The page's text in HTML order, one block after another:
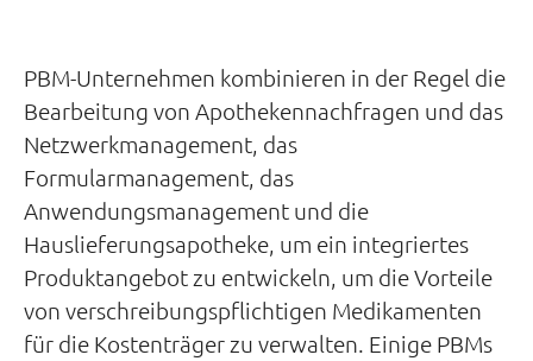
PBM-Unternehmen kombinieren in der Regel die
Bearbeitung von Apothekennachfragen und das
Netzwerkmanagement, das
Formularmanagement, das
Anwendungsmanagement und die
Hauslieferungsapotheke, um ein integriertes
Produktangebot zu entwickeln, um die Vorteile
von verschreibungspflichtigen Medikamenten
für die Kostenträger zu verwalten. Einige PBMs